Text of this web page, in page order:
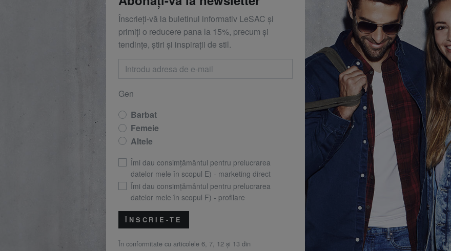
Înscrieți-vă la buletinul informativ LeSAC și
primiți o reducere pana la 15%, precum și
tendințe, știri și inspirații de stil.
Gen
Barbat
Femeie
Altele
Îmi dau consimțământul pentru prelucrarea
datelor mele în scopul E) - marketing direct
Îmi dau consimțământul pentru prelucrarea
datelor mele în scopul F) - profilare
ÎNSCRIE-TE
În conformitate cu articolele 6, 7, 12 și 13 din